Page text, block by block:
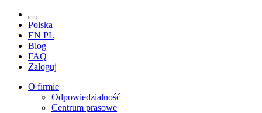
Polska
EN PL
Blog
FAQ
Zaloguj
O firmie
Odpowiedzialność
Centrum prasowe